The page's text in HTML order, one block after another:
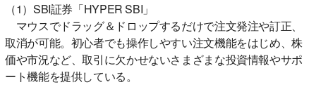
（1）SBI証券「HYPER SBI」
マウスでドラッグ＆ドロップするだけで注文発注や訂正、
取消が可能。初心者でも操作しやすい注文機能をはじめ、株
価や市況など、取引に欠かせないさまざまな投資情報やサポ
ート機能を提供している。